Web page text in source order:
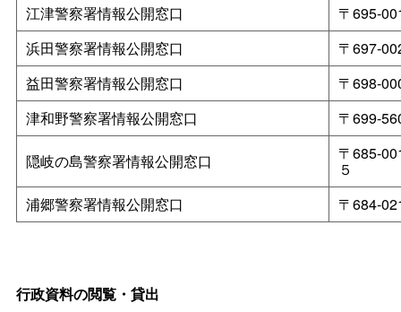
江津警察署情報公開窓口
〒695-
浜田警察署情報公開窓口
〒697-
益田警察署情報公開窓口
〒698-
津和野警察署情報公開窓口
〒699-
隠岐の島警察署情報公開窓口 〒685-
５
浦郷警察署情報公開窓口
〒684-
行政資料の閲覧・貸出